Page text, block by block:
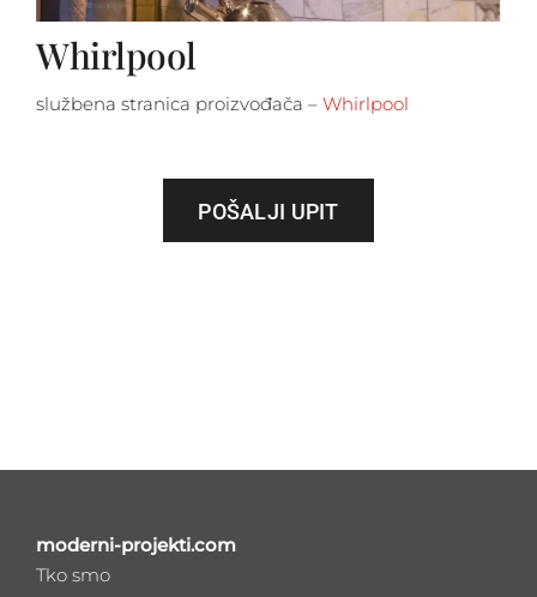
Whirlpool
službena stranica proizvođača – Whirlpool
POŠALJI UPIT
moderni-projekti.com
Tko smo